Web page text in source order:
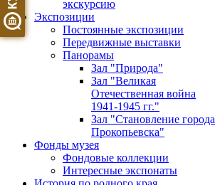
экскурсию
Экспозиции
Постоянные экспозиции
Передвижные выставки
Панорамы
Зал "Природа"
Зал "Великая
Отечественная война
1941-1945 гг."
Зал "Становление города
Прокопьевска"
Фонды музея
Фондовые коллекции
Интересные экспонаты